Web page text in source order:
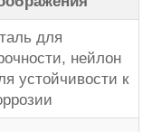
для
нейлон
устойчивости к